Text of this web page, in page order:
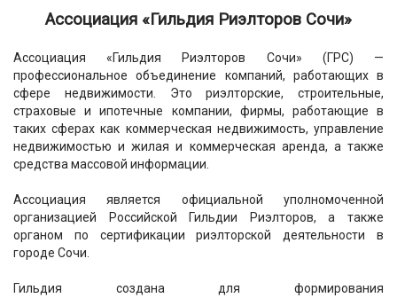
Ассоциация «Гильдия Риэлторов Сочи»
Ассоциация «Гильдия Риэлторов Сочи» (ГРС) —
профессиональное объединение компаний, работающих в
сфере недвижимости. Это риэлторские, строительные,
страховые и ипотечные компании, фирмы, работающие в
таких сферах как коммерческая недвижимость, управление
недвижимостью и жилая и коммерческая аренда, а также
средства массовой информации.
Ассоциация является официальной уполномоченной
организацией Российской Гильдии Риэлторов, а также
органом по сертификации риэлторской деятельности в
городе Сочи.
Гильдия создана для формирования